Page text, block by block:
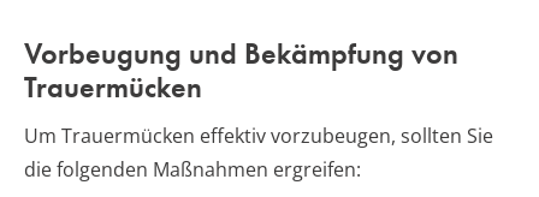
Vorbeugung und Bekämpfung von
Trauermücken
Um Trauermücken effektiv vorzubeugen, sollten Sie
die folgenden Maßnahmen ergreifen: